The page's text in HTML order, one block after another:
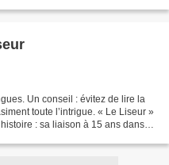
Un conseil : évitez de lire la
toute l’intrigue. « Le Liseur »
: sa liaison à 15 ans dans